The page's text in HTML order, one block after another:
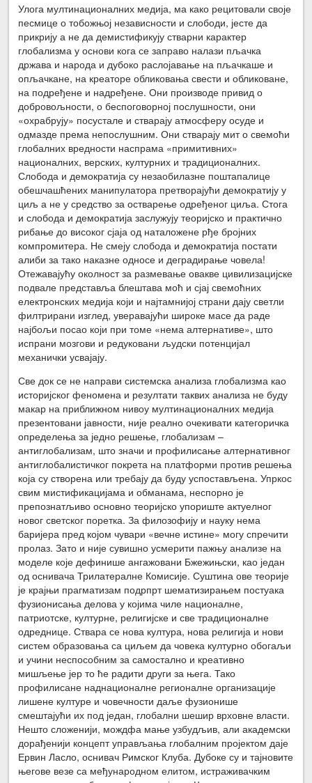
Улога мултинационалних медија, ма како рецитовали своје
песмице о тобожњој независности и слободи, јесте да
прикрију а не да демистификују стварни карактер
глобализма у основи кога се заправо налази пљачка
држава и народа и дубоко раслојавање на пљачкаше и
опљачкане, на креаторе обликовања свести и обликоване,
на подређене и надређене. Они производе привид о
добровољности, о беспоговорној послушности, они
«охрабрују» посустале и стварају атмосферу осуде и
одмазде према непослушним. Они стварају мит о свемоћи
глобалних вредности наспрама «примитивних»
националних, верских, културних и традиционалних.
Слобода и демократија су незаобилазне поштапалице
обешчашћених манипулатора претворајући демократију у
циљ а не у средство за остварење одређеног циља. Стога
и слобода и демократија заслужују теоријско и практично
рибање до високог сјаја од наталожене рђе бројних
компромитера. Не смеју слобода и демократија постати
алиби за тако наказне односе и деградирање човела!
Отежавајућу околност за размевање овакве цивилизацијске
подвале представља блештава моћ и сјај свемоћних
електронских медија који и најтамнијој страни дају светли
филтрирани изглед, уверавајући широке масе да раде
најбољи посао који при томе «нема алтернативе», што
испрани мозгови и редуковани људски потенцијал
механички усвајају.
Све док се не направи системска анализа глобализма као
историјског феномена и резултати таквих анализа не буду
макар на приближном нивоу мултинационалних медија
презентовани јавности, није реално очекивати категоричка
определења за једно решење, глобализам –
антиглобализам, што значи и профилисање алтернативног
антиглобалистичког покрета на платформи против решења
која су створена или требају да буду успостављена. Упркос
свим мистификацијама и обманама, неспорно је
препознатљиво основно теоријско упориште актуелног
новог светског поретка. За филозофију и науку нема
баријера пред којом чувари «вечне истине» могу спречити
пролаз. Зато и није сувишно усмерити пажњу анализе на
моделе које дефинише ангажовани Бжежињски, као један
од оснивача Трилатералне Комисије. Суштина ове теорије
је крајњи прагматизам подрпрт шематизирањем постуака
фузионисања делова у којима чиле националне,
патриотске, културне, религијске и све традиционалне
одреднице. Ствара се нова култура, нова религија и нови
систем образовања са циљем да човека културно обогаљи
и учини неспособним за самостално и креативно
мишљење јер то ће радити други за њега. Тако
профилисане наднационалне регионалне организације
лишене културе и човечности даље фузионише
смештајући их под један, глобални шешир врховне власти.
Нешто сложенији, мождфа мање узбудљив, али академски
дорађенији концепт управљања глобалним пројектом даје
Ервин Ласло, оснивач Римског Клуба. Дубоке су и тајновите
његове везе са међународном елитом, истраживачким